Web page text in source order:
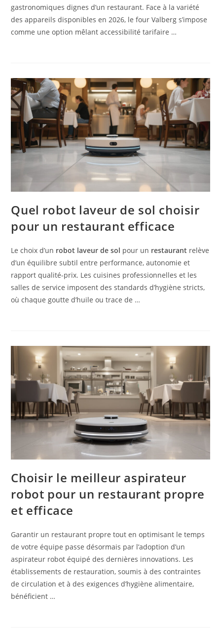
gastronomiques dignes d’un restaurant. Face à la variété
des appareils disponibles en 2026, le four Valberg s’impose
comme une option mêlant accessibilité tarifaire …
Quel robot laveur de sol choisir
pour un restaurant efficace
Le choix d’un robot laveur de sol pour un restaurant relève
d’un équilibre subtil entre performance, autonomie et
rapport qualité-prix. Les cuisines professionnelles et les
salles de service imposent des standards d’hygiène stricts,
où chaque goutte d’huile ou trace de …
Choisir le meilleur aspirateur
robot pour un restaurant propre
et efficace
Garantir un restaurant propre tout en optimisant le temps
de votre équipe passe désormais par l’adoption d’un
aspirateur robot équipé des dernières innovations. Les
établissements de restauration, soumis à des contraintes
de circulation et à des exigences d’hygiène alimentaire,
bénéficient …